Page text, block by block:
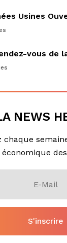
Usines
vous de
NEWS
chaque